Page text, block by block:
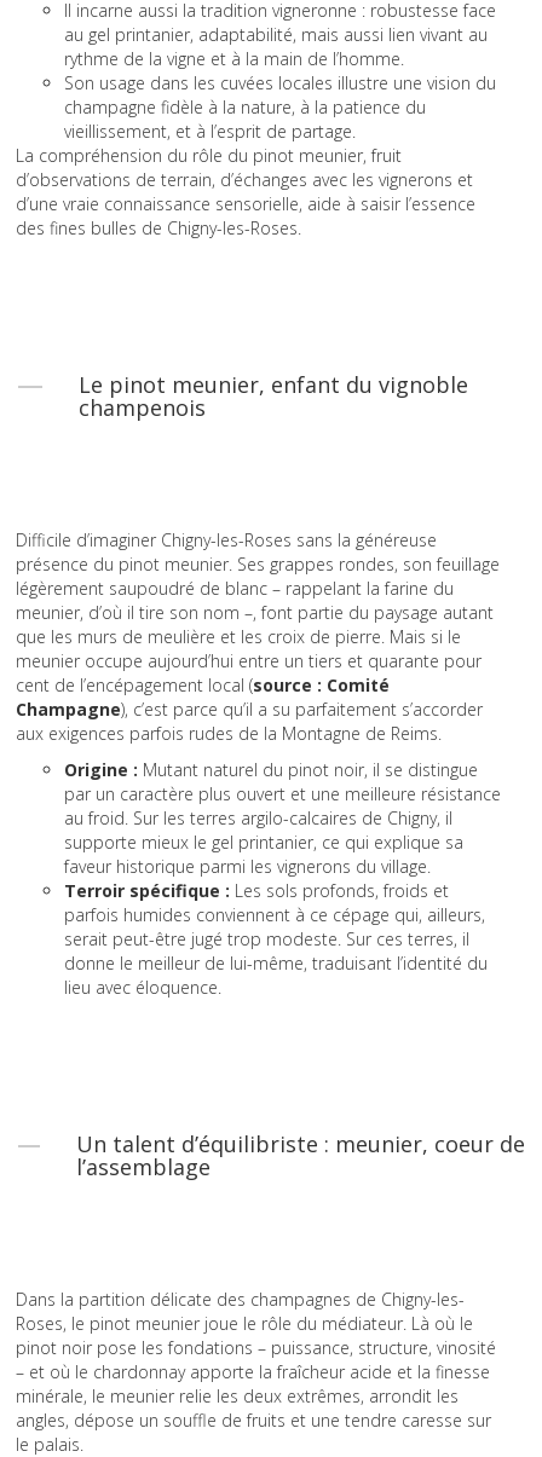
Il incarne aussi la tradition vigneronne : robustesse face
au gel printanier, adaptabilité, mais aussi lien vivant au
rythme de la vigne et à la main de l’homme.
Son usage dans les cuvées locales illustre une vision du
champagne fidèle à la nature, à la patience du
vieillissement, et à l’esprit de partage.
La compréhension du rôle du pinot meunier, fruit
d’observations de terrain, d’échanges avec les vignerons et
d’une vraie connaissance sensorielle, aide à saisir l’essence
des fines bulles de Chigny-les-Roses.
Le pinot meunier, enfant du vignoble
champenois
Difficile d’imaginer Chigny-les-Roses sans la généreuse
présence du pinot meunier. Ses grappes rondes, son feuillage
légèrement saupoudré de blanc – rappelant la farine du
meunier, d’où il tire son nom –, font partie du paysage autant
que les murs de meulière et les croix de pierre. Mais si le
meunier occupe aujourd’hui entre un tiers et quarante pour
cent de l’encépagement local (source : Comité
Champagne), c’est parce qu’il a su parfaitement s’accorder
aux exigences parfois rudes de la Montagne de Reims.
Origine : Mutant naturel du pinot noir, il se distingue
par un caractère plus ouvert et une meilleure résistance
au froid. Sur les terres argilo-calcaires de Chigny, il
supporte mieux le gel printanier, ce qui explique sa
faveur historique parmi les vignerons du village.
Terroir spécifique : Les sols profonds, froids et
parfois humides conviennent à ce cépage qui, ailleurs,
serait peut-être jugé trop modeste. Sur ces terres, il
donne le meilleur de lui-même, traduisant l’identité du
lieu avec éloquence.
Un talent d’équilibriste : meunier, coeur de
l’assemblage
Dans la partition délicate des champagnes de Chigny-les-
Roses, le pinot meunier joue le rôle du médiateur. Là où le
pinot noir pose les fondations – puissance, structure, vinosité
– et où le chardonnay apporte la fraîcheur acide et la finesse
minérale, le meunier relie les deux extrêmes, arrondit les
angles, dépose un souffle de fruits et une tendre caresse sur
le palais.